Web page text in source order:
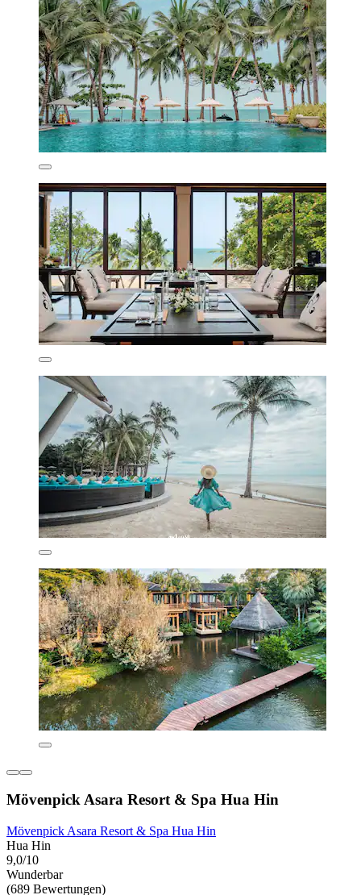
Mövenpick Asara Resort & Spa Hua Hin
Mövenpick Asara Resort & Spa Hua Hin
Hua Hin
9,0/10
Wunderbar
(689 Bewertungen)